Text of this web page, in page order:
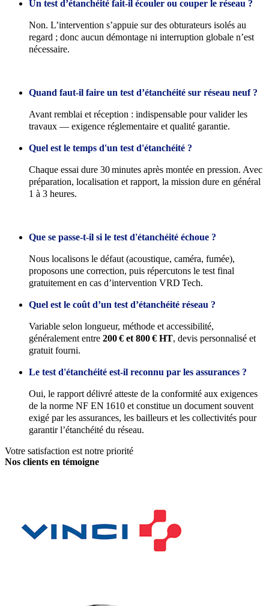
Un test d’étanchéité fait-il écouler ou couper le réseau ?
Non. L’intervention s’appuie sur des obturateurs isolés au
regard ; donc aucun démontage ni interruption globale n’est
nécessaire.
Quand faut-il faire un test d’étanchéité sur réseau neuf ?
Avant remblai et réception : indispensable pour valider les
travaux — exigence réglementaire et qualité garantie.
Quel est le temps d'un test d'étanchéité ?
Chaque essai dure 30 minutes après montée en pression. Avec
préparation, localisation et rapport, la mission dure en général
1 à 3 heures.
Que se passe-t-il si le test d'étanchéité échoue ?
Nous localisons le défaut (acoustique, caméra, fumée),
proposons une correction, puis répercutons le test final
gratuitement en cas d’intervention VRD Tech.
Quel est le coût d’un test d’étanchéité réseau ?
Variable selon longueur, méthode et accessibilité,
généralement entre 200 € et 800 € HT, devis personnalisé et
gratuit fourni.
Le test d'étanchéité est-il reconnu par les assurances ?
Oui, le rapport délivré atteste de la conformité aux exigences
de la norme NF EN 1610 et constitue un document souvent
exigé par les assurances, les bailleurs et les collectivités pour
garantir l’étanchéité du réseau.
Votre satisfaction est notre priorité
Nos clients en témoigne